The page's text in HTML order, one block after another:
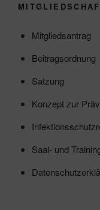
Mitgliedsantrag
Beitragsordnung
Satzung
Konzept zur
Saal- und